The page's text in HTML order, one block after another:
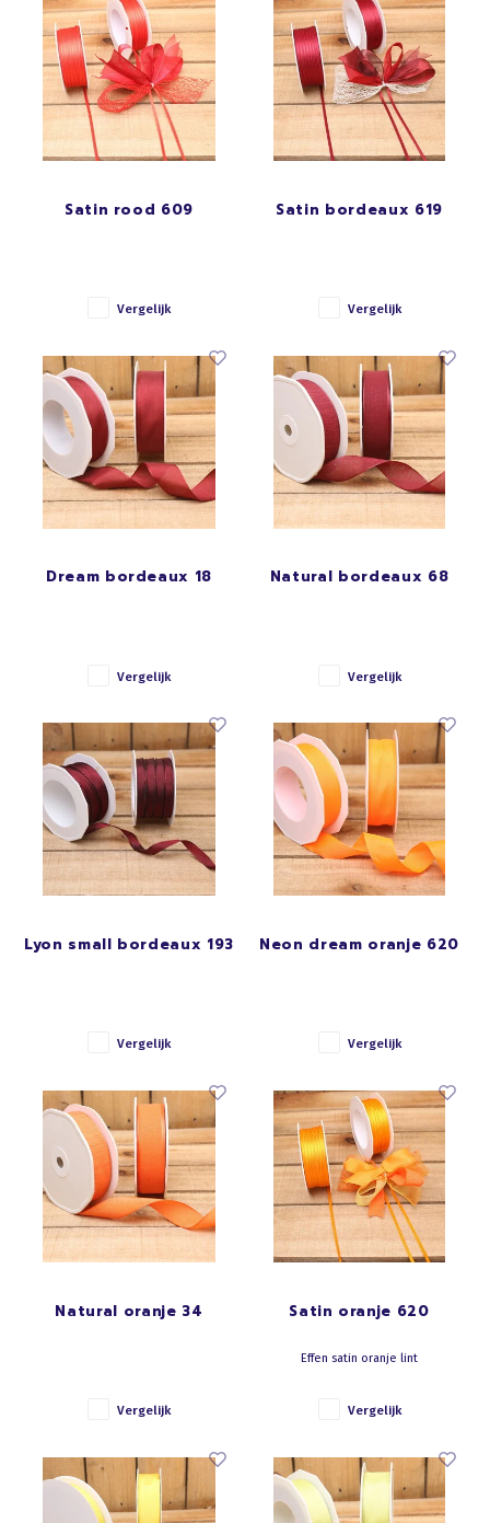
Satin rood 609
Vergelijk
Satin bordeaux 619
Vergelijk
Dream bordeaux 18
Vergelijk
Natural bordeaux 68
Vergelijk
Lyon small bordeaux 193
Vergelijk
Neon dream oranje 620
Vergelijk
Natural oranje 34
Vergelijk
Satin oranje 620
Effen satin oranje lint
Vergelijk